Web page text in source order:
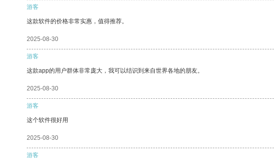
游客
这款软件的价格非常实惠，值得推荐。
2025-08-30
游客
这款app的用户群体非常庞大，我可以结识到来自世界各地的朋友。
2025-08-30
游客
这个软件很好用
2025-08-30
游客